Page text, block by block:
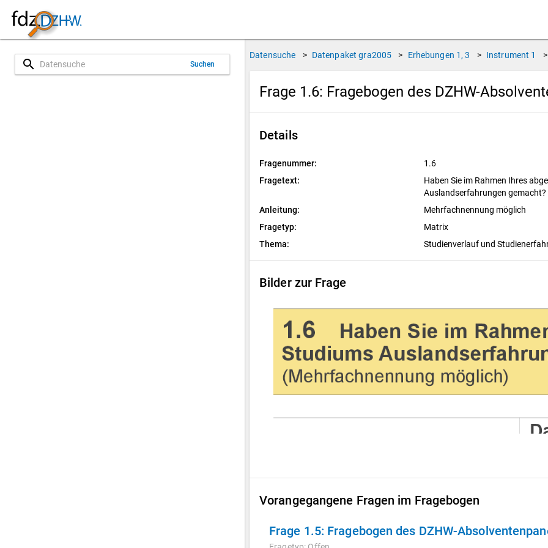
search Suchen
Datensuche > Datenpaket gra2005 > Erhebungen 1, 3 > Instrument 1 >
Frage 1.6: Fragebogen des DZHW-
Details
Fragenummer:
1.6
Fragetext:
Haben Sie im Rahmen Ihres
Auslandserfahrungen gemacht?
Anleitung:
Mehrfachnennung möglich
Fragetyp:
Matrix
Thema:
Studienverlauf und
Bilder zur Frage
Vorangegangene Fragen im Fragebogen
Frage 1.5: Fragebogen des DZHW-